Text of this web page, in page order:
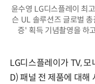
윤수영 LG디스플레이 최
슨 UL 솔루션즈 글로벌
증' 획득 기념촬영을 하
LG디스플레이가 TV,
D) 패널 전 제품에 대